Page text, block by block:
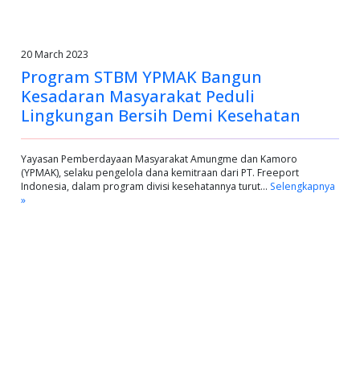
20 March 2023
Program STBM YPMAK Bangun
Kesadaran Masyarakat Peduli
Lingkungan Bersih Demi Kesehatan
Yayasan Pemberdayaan Masyarakat Amungme dan Kamoro
(YPMAK), selaku pengelola dana kemitraan dari PT. Freeport
Indonesia, dalam program divisi kesehatannya turut… Selengkapnya
»